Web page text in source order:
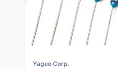
Yageo Corp.